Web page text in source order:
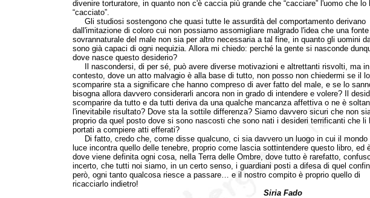
divenire torturatore, in quanto non c'è caccia più grande che “cacciare” l'uomo che lo
“cacciato”.
Gli studiosi sostengono che quasi tutte le assurdità del comportamento derivano
dall'imitazione di coloro cui non possiamo assomigliare malgrado l'idea che una fonte
sovrannaturale del male non sia per altro necessaria a tal fine, in quanto gli uomini
sono già capaci di ogni nequizia. Allora mi chiedo: perché la gente si nasconde
dove nasce questo desiderio?
Il nascondersi, di per sé, può avere diverse motivazioni e altrettanti risvolti, ma
contesto, dove un atto malvagio è alla base di tutto, non posso non chiedermi se il
scomparire sta a significare che hanno compreso di aver fatto del male, e se lo
bisogna allora davvero considerarli ancora non in grado di intendere e volere? Il
scomparire da tutto e da tutti deriva da una qualche mancanza affettiva o ne è
l'inevitabile risultato? Dove sta la sottile differenza? Siamo davvero sicuri che non
proprio da quel posto dove si sono nascosti che sono nati i desideri terrificanti che li
portati a compiere atti efferati?
Di fatto, credo che, come disse qualcuno, ci sia davvero un luogo in cui il mondo
luce incontra quello delle tenebre, proprio come lascia sottintendere questo libro, ed
dove viene definita ogni cosa, nella Terra delle Ombre, dove tutto è rarefatto,
incerto, che tutti noi siamo, in un certo senso, i guardiani posti a difesa di quel
però, ogni tanto qualcosa riesce a passare… e il nostro compito è proprio quello di
ricacciarlo indietro!
Siria Fado